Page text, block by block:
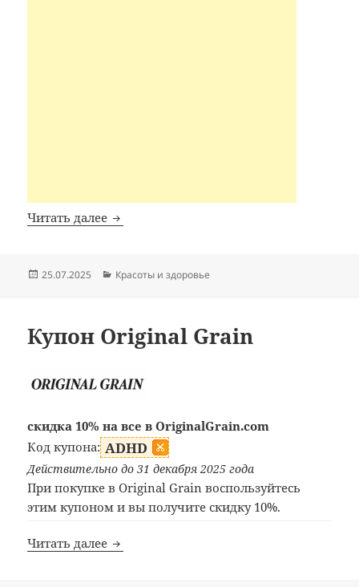
Читать далее Купон StyleKorean
Опубликовано
25.07.2025 Рубрики
Красоты и здоровье
Купон Original Grain
скидка 10% на все в OriginalGrain.com
Код купона: ADHD
Действительно до 31 декабря 2025 года
При покупке в Original Grain воспользуйтесь
этим купоном и вы получите скидку 10%.
Читать далее Купон Original Grain